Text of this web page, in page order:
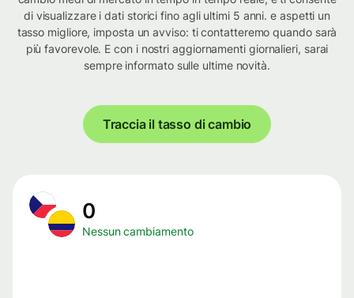
di visualizzare i dati storici fino agli ultimi 5 anni. e aspetti un
tasso migliore, imposta un avviso: ti contatteremo quando sarà
più favorevole. E con i nostri aggiornamenti giornalieri, sarai
sempre informato sulle ultime novità.
Traccia il tasso di cambio
0
Nessun cambiamento